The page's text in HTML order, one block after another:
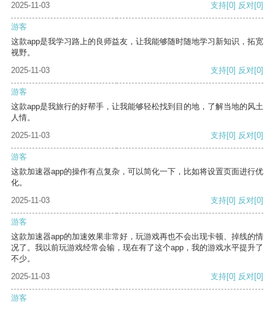
2025-11-03 支持[0] 反对[0]
游客
这款app是我学习路上的良师益友，让我能够随时随地学习新知识，拓宽
视野。
2025-11-03
支持[0] 反对[0]
游客
这款app是我旅行的好帮手，让我能够轻松找到目的地，了解当地的风土
人情。
2025-11-03
支持[0] 反对[0]
游客
这款加速器app的操作有点复杂，可以简化一下，比如将设置页面进行优
化。
2025-11-03
支持[0] 反对[0]
游客
这款加速器app的加速效果非常好，玩游戏再也不会出现卡顿、掉线的情
况了。我以前玩游戏经常会输，现在有了这个app，我的游戏水平提升了
不少。
2025-11-03
支持[0] 反对[0]
游客